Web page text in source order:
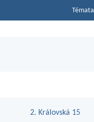
Témata
2. Královská 15